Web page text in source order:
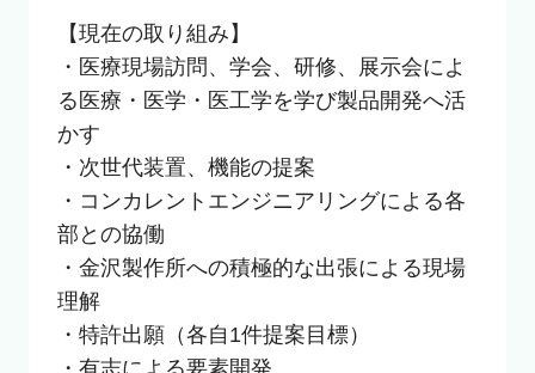
【現在の取り組み】
・医療現場訪問、学会、研修、展示会によ
る医療・医学・医工学を学び製品開発へ活
かす
・次世代装置、機能の提案
・コンカレントエンジニアリングによる各
部との協働
・金沢製作所への積極的な出張による現場
理解
・特許出願（各自1件提案目標）